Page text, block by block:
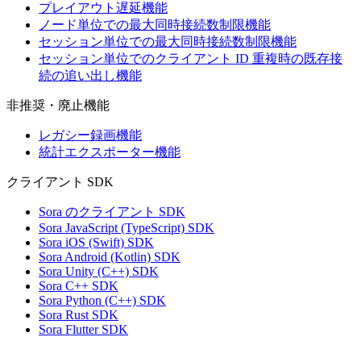
プレイアウト遅延機能
ノード単位での最大同時接続数制限機能
セッション単位での最大同時接続数制限機能
セッション単位でのクライアント ID 重複時の既存接
続の追い出し機能
非推奨・廃止機能
レガシー録画機能
統計エクスポーター機能
クライアント SDK
Sora のクライアント SDK
Sora JavaScript (TypeScript) SDK
Sora iOS (Swift) SDK
Sora Android (Kotlin) SDK
Sora Unity (C++) SDK
Sora C++ SDK
Sora Python (C++) SDK
Sora Rust SDK
Sora Flutter SDK